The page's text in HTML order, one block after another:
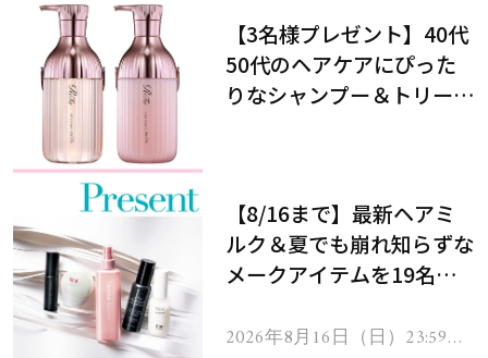
【3名様プレゼント】40代
50代のヘアケアにぴった
りなシャンプー＆トリート
【8/16まで】最新ヘアミ
ルク＆夏でも崩れ知らずな
メークアイテムを19名様
2026年8月16日（日）23:59ま